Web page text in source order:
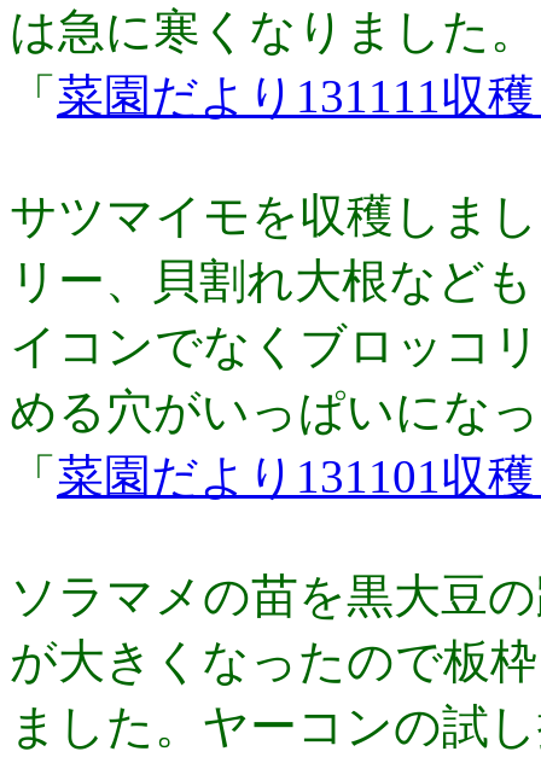
は急に寒くなりました。
「 菜園だより131111収
サツマイモを収穫しま
リー、貝割れ大根など
イコンでなくブロッコ
める穴がいっぱいにな
「 菜園だより131101収
ソラマメの苗を黒大豆
が大きくなったので板
ました。ヤーコンの試